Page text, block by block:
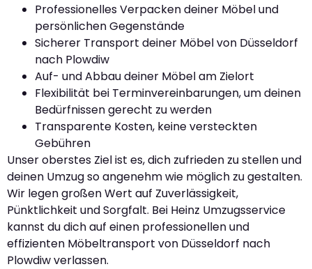
Professionelles Verpacken deiner Möbel und
persönlichen Gegenstände
Sicherer Transport deiner Möbel von Düsseldorf
nach Plowdiw
Auf- und Abbau deiner Möbel am Zielort
Flexibilität bei Terminvereinbarungen, um deinen
Bedürfnissen gerecht zu werden
Transparente Kosten, keine versteckten
Gebühren
Unser oberstes Ziel ist es, dich zufrieden zu stellen und
deinen Umzug so angenehm wie möglich zu gestalten.
Wir legen großen Wert auf Zuverlässigkeit,
Pünktlichkeit und Sorgfalt. Bei Heinz Umzugsservice
kannst du dich auf einen professionellen und
effizienten Möbeltransport von Düsseldorf nach
Plowdiw verlassen.